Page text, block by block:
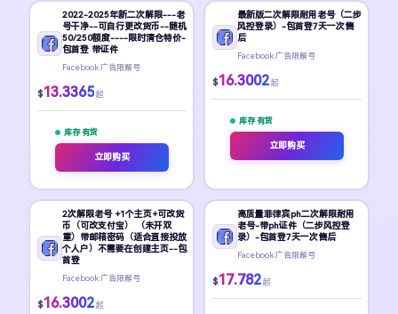
2022-2025年新二次解限---老
号干净--可自行更改货币--随机
50/250额度----限时清仓特价-
包首登 带证件
Facebook 广告限解号
$13.3365 起
库存 有货
立即购买
最新版二次解限耐用老号（二步
风控登录）-包首登7天一次售
后
Facebook 广告限解号
$16.3002 起
库存 有货
立即购买
2次解限老号 +1个主页+可改货
币（可改支付宝） （未开双
重）带邮箱密码（适合直接投放
个人户）不需要在创建主页--包
首登
Facebook 广告限解号
$16.3002 起
高质量菲律宾ph二次解限耐用
老号-带ph证件（二步风控登
录）-包首登7天一次售后
Facebook 广告限解号
$17.782 起